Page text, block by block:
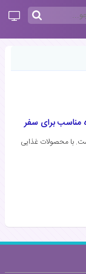
با محصولات غذایی